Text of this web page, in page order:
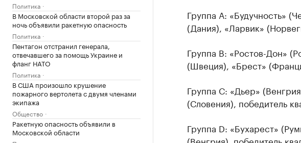
Политика
В Московской области второй раз за
ночь объявили ракетную опасность
Политика
Пентагон отстранил генерала,
отвечавшего за помощь Украине и
фланг НАТО
Политика
В США произошло крушение
пожарного вертолета с двумя членами
экипажа
Общество
Ракетную опасность объявили в
Московской области
Группа А: «Будучность»
(Дания), «Ларвик»
Группа В: «Ростов-Дон»
(Швеция), «Брест»
Группа С: «Дьер»
(Словения), победитель
Группа D: «Бухарест»